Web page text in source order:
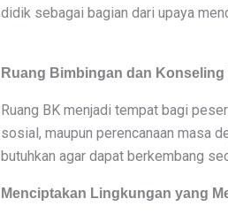
didik sebagai bagian dari upaya
Ruang Bimbingan dan Konseling
Ruang BK menjadi tempat bagi
sosial, maupun perencanaan masa
butuhkan agar dapat berkembang
Menciptakan Lingkungan yang